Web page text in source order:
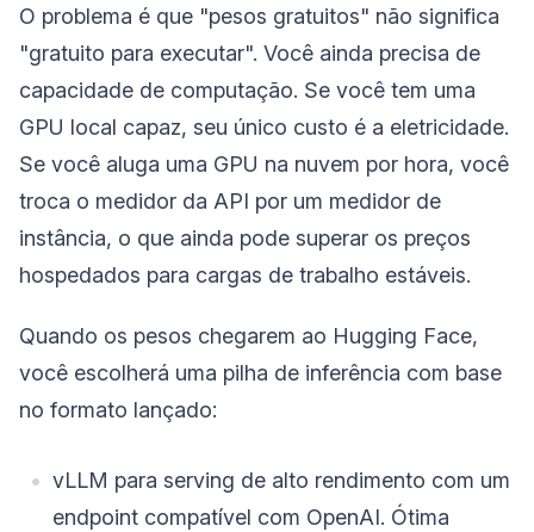
O problema é que "pesos gratuitos" não significa
"gratuito para executar". Você ainda precisa de
capacidade de computação. Se você tem uma
GPU local capaz, seu único custo é a eletricidade.
Se você aluga uma GPU na nuvem por hora, você
troca o medidor da API por um medidor de
instância, o que ainda pode superar os preços
hospedados para cargas de trabalho estáveis.
Quando os pesos chegarem ao Hugging Face,
você escolherá uma pilha de inferência com base
no formato lançado:
vLLM para serving de alto rendimento com um
endpoint compatível com OpenAI. Ótima